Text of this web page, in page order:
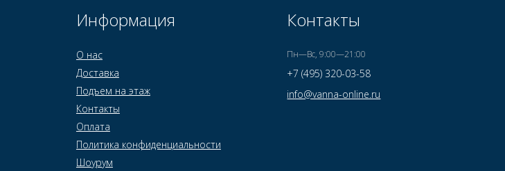
Информация
О нас
Доставка
Подъем на этаж
Контакты
Оплата
Политика конфиденциальности
Шоурум
Контакты
Пн—Вс, 9:00—21:00
+7 (495) 320-03-58
info@vanna-online.ru